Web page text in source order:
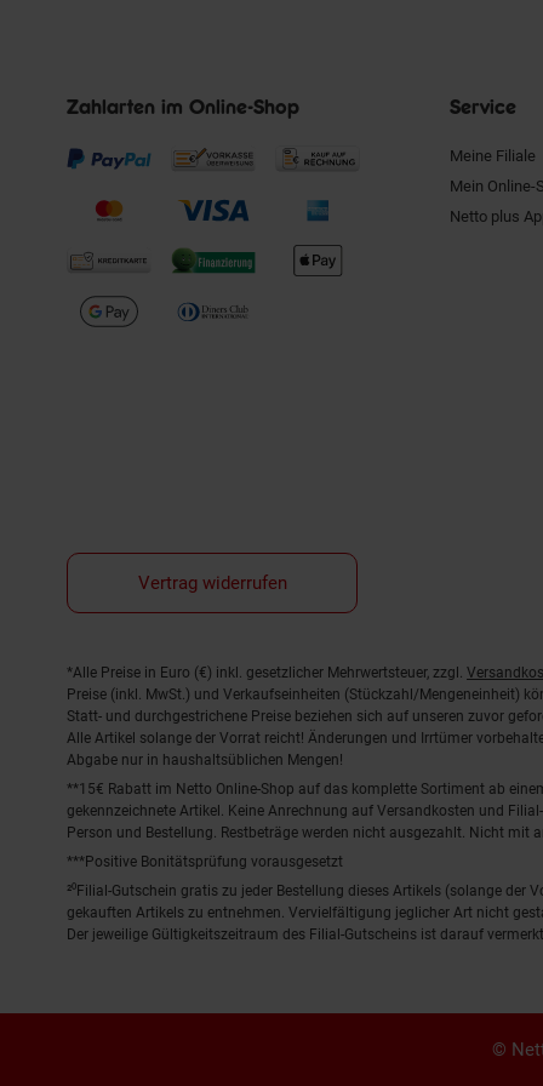
Zahlarten im Online-Shop Service
Meine Filiale
Mein Online-
Netto plus
Vertrag widerrufen
Fußnoten
*Alle Preise in Euro (€) inkl. gesetzlicher Mehrwertsteuer, zzgl.
Preise (inkl. MwSt.) und Verkaufseinheiten (Stückzahl/Mengeneinheit)
Statt- und durchgestrichene Preise beziehen sich auf unseren zuvor
Alle Artikel solange der Vorrat reicht! Änderungen und Irrtümer
Abgabe nur in haushaltsüblichen Mengen!
**15€ Rabatt im Netto Online-Shop auf das komplette Sortiment ab
gekennzeichnete Artikel. Keine Anrechnung auf Versandkosten und
Person und Bestellung. Restbeträge werden nicht ausgezahlt. Nicht mit
***Positive Bonitätsprüfung vorausgesetzt
²⁰Filial-Gutschein gratis zu jeder Bestellung dieses Artikels (solange
gekauften Artikels zu entnehmen. Vervielfältigung jeglicher Art nicht
Der jeweilige Gültigkeitszeitraum des Filial-Gutscheins ist darauf
©